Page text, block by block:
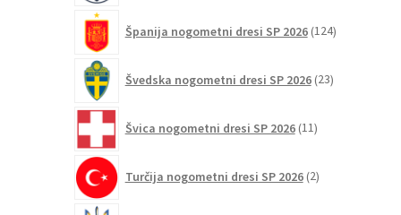
Španija nogometni dresi SP 2026 124izdelkov
Švedska nogometni dresi SP 2026 23izdelkov
Švica nogometni dresi SP 2026 11izdelkov
Turčija nogometni dresi SP 2026 2izdelka